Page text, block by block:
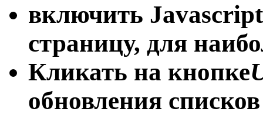
включить Javascript
страницу, для
Кликать на кнопке
обновления